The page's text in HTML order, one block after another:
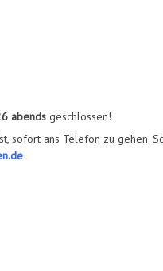
abends geschlossen!
sofort ans Telefon zu gehen.